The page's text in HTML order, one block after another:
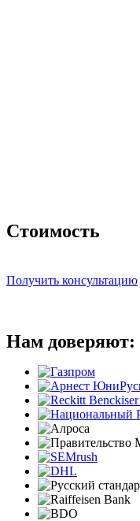
Стоимость
Получить консультацию
Нам доверяют: